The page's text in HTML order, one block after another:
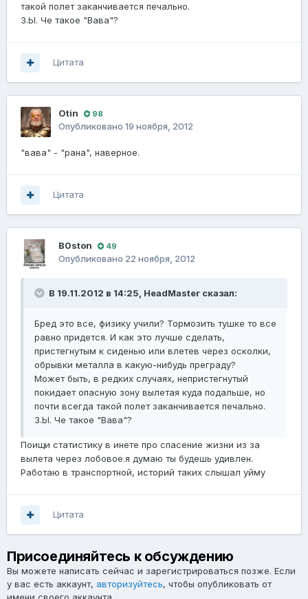
такой полет заканчивается печально.
З.Ы. Че такое "Вава"?
Цитата
Otin 98
Опубликовано 19 ноября, 2012
"вава" - "рана", наверное.
Цитата
B0ston 49
Опубликовано 22 ноября, 2012
В 19.11.2012 в 14:25, HeadMaster сказал:
Бред это все, физику учили? Тормозить тушке то все
равно придется. И как это лучше сделать,
пристегнутым к сиденью или влетев через осколки,
обрывки металла в какую-нибудь преграду?
Может быть, в редких случаях, непристегнутый
покидает опасную зону вылетая куда подальше, но
почти всегда такой полет заканчивается печально.
З.Ы. Че такое "Вава"?
Поищи статистику в инете про спасение жизни из за
вылета через лобовое.я думаю ты будешь удивлен.
Работаю в транспортной, историй таких слышал уйму
Цитата
Присоединяйтесь к обсуждению
Вы можете написать сейчас и зарегистрироваться позже. Если
у вас есть аккаунт, авторизуйтесь, чтобы опубликовать от